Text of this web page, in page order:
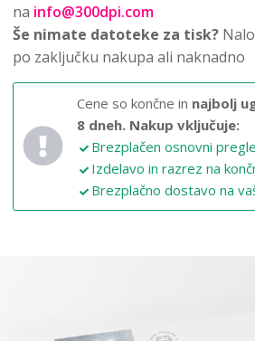
na info@300dpi.com
Še nimate datoteke za tisk?
po zaključku nakupa ali naknadno
Cene so končne in najbolj
8 dneh. Nakup vključuje:
Brezplačen osnovni
Izdelavo in razrez na
Brezplačno dostavo na